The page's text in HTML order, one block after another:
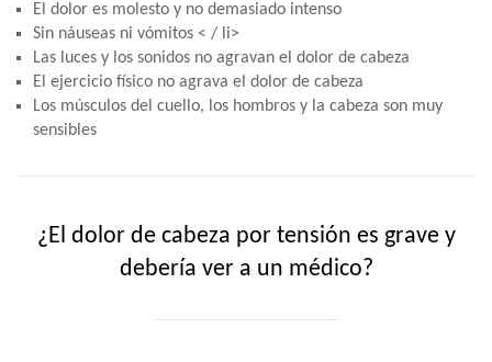
El dolor es molesto y no demasiado intenso
Sin náuseas ni vómitos < / li>
Las luces y los sonidos no agravan el dolor de cabeza
El ejercicio físico no agrava el dolor de cabeza
Los músculos del cuello, los hombros y la cabeza son muy
sensibles
¿El dolor de cabeza por tensión es grave y
debería ver a un médico?